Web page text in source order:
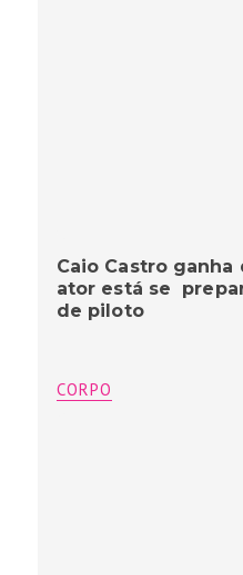
Caio Castro
ator está se
de piloto
CORPO